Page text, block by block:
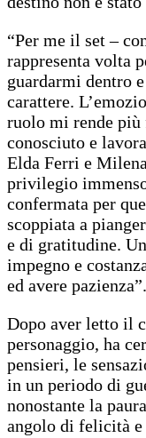
“Per me il set –
rappresenta volta
guardarmi dentro
carattere.
ruolo mi rende più
conosciuto e
Elda Ferri e
privilegio
confermata per
scoppiata a
e di gratitudine.
impegno e
ed avere pazienza”.
Dopo aver letto il
personaggio, ha
pensieri, le
in un periodo di
nonostante la
angolo di felicità e